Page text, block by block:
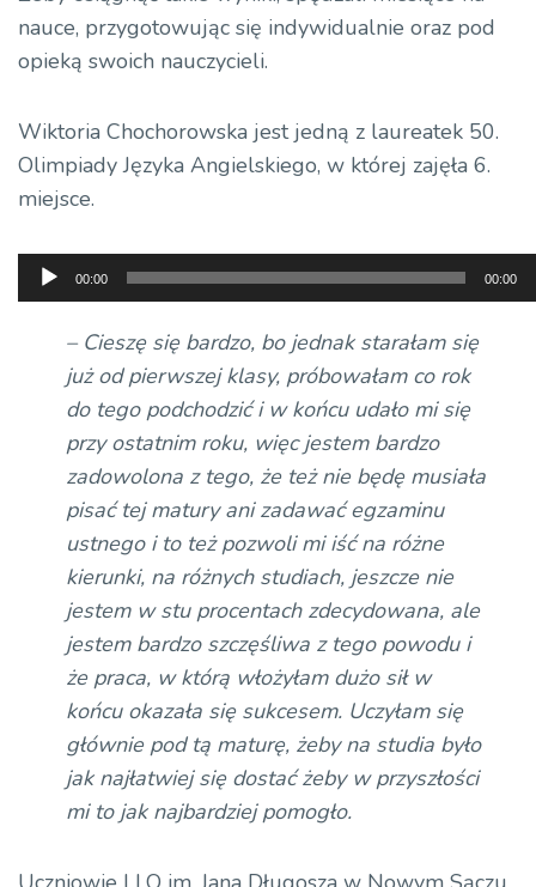
nauce, przygotowując się indywidualnie oraz pod
opieką swoich nauczycieli.
Wiktoria Chochorowska jest jedną z laureatek 50.
Olimpiady Języka Angielskiego, w której zajęła 6.
miejsce.
Odtwarzacz
plików
dźwiękowych
00:00 00:00
– Cieszę się bardzo, bo jednak starałam się
już od pierwszej klasy, próbowałam co rok
do tego podchodzić i w końcu udało mi się
przy ostatnim roku, więc jestem bardzo
zadowolona z tego, że też nie będę musiała
pisać tej matury ani zadawać egzaminu
ustnego i to też pozwoli mi iść na różne
kierunki, na różnych studiach, jeszcze nie
jestem w stu procentach zdecydowana, ale
jestem bardzo szczęśliwa z tego powodu i
że praca, w którą włożyłam dużo sił w
końcu okazała się sukcesem. Uczyłam się
głównie pod tą maturę, żeby na studia było
jak najłatwiej się dostać żeby w przyszłości
mi to jak najbardziej pomogło.